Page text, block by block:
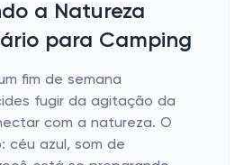
a Natureza
para Camping
fim de semana
fugir da agitação da
com a natureza. O
céu azul, som de